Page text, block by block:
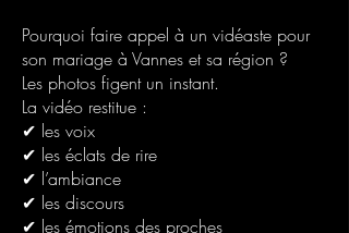
Pourquoi faire appel à un vidéaste pour
son mariage à Vannes et sa région ?
Les photos figent un instant.
La vidéo restitue :
✔ les voix
✔ les éclats de rire
✔ l’ambiance
✔ les discours
✔ les émotions des proches